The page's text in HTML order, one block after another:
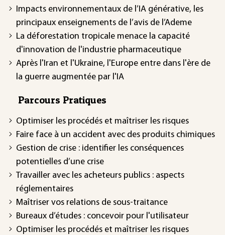
Impacts environnementaux de l’IA générative, les
principaux enseignements de l’avis de l’Ademe
La déforestation tropicale menace la capacité
d'innovation de l'industrie pharmaceutique
Après l'Iran et l'Ukraine, l'Europe entre dans l'ère de
la guerre augmentée par l'IA
Parcours Pratiques
Optimiser les procédés et maîtriser les risques
Faire face à un accident avec des produits chimiques
Gestion de crise : identifier les conséquences
potentielles d’une crise
Travailler avec les acheteurs publics : aspects
réglementaires
Maîtriser vos relations de sous-traitance
Bureaux d’études : concevoir pour l'utilisateur
Optimiser les procédés et maîtriser les risques